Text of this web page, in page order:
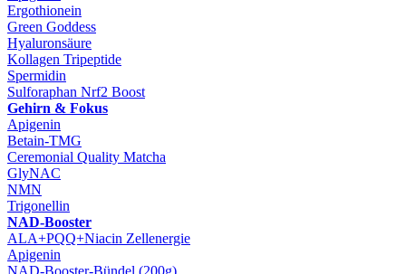
Ergothionein
Green Goddess
Hyaluronsäure
Kollagen Tripeptide
Spermidin
Sulforaphan Nrf2 Boost
Gehirn & Fokus
Apigenin
Betain-TMG
Ceremonial Quality Matcha
GlyNAC
NMN
Trigonellin
NAD-Booster
ALA+PQQ+Niacin Zellenergie
Apigenin
NAD-Booster-Bündel (200g)